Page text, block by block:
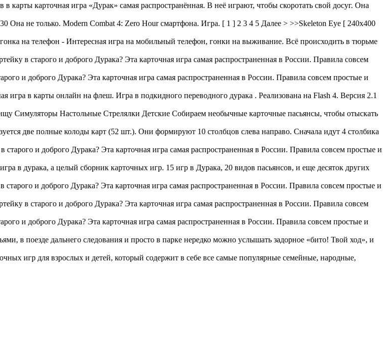
карты карточная игра «Дурак» самая распространённая. В неё играют, чтобы скоротать свой досуг. Она
Она не только. Modern Combat 4: Zero Hour смартфона. Игра. [ 1 ] 2 3 4 5 Далее > >>Skeleton Eye [ 240x400
на телефон - Интересная игра на мобильный телефон, гонки на выживание. Всё происходить в тюрьме
в старого и доброго Дурака? Эта карточная игра самая распространенная в России. Правила совсем
и доброго Дурака? Эта карточная игра самая распространенная в России. Правила совсем простые и
игра в карты онлайн на флеш. Игра в подкидного переводного дурака . Реализована на Flash 4. Версия 2.1
Cимуляторы Настольные Стрелялки Детские Собираем необычные карточные пасьянсы, чтобы отыскать
две полные колоды карт (52 шт.). Они формируют 10 столбцов слева направо. Сначала идут 4 столбика
и доброго Дурака? Эта карточная игра самая распространенная в России. Правила совсем простые и
в дурака, а целый сборник карточных игр. 15 игр в Дурака, 20 видов пасьянсов, и еще десяток других
и доброго Дурака? Эта карточная игра самая распространенная в России. Правила совсем простые и
в старого и доброго Дурака? Эта карточная игра самая распространенная в России. Правила совсем
и доброго Дурака? Эта карточная игра самая распространенная в России. Правила совсем простые и
в поезде дальнего следования и просто в парке нередко можно услышать задорное «бито! Твой ход», и
игр для взрослых и детей, который содержит в себе все самые популярные семейные, народные,